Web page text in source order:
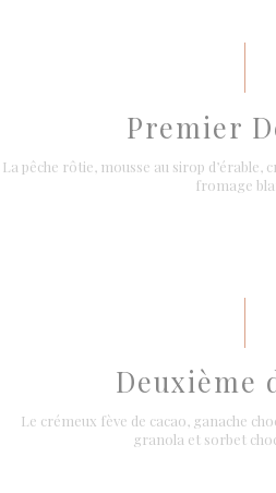
Premier
La pêche rôtie, mousse au sirop d’érable,
fromage
Deuxième
Le crémeux fève de cacao, ganache
granola et sorbet